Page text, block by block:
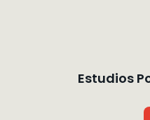
Estudios